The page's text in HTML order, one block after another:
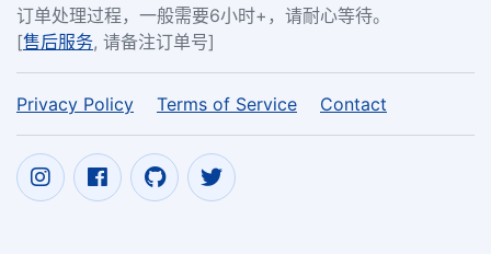
订单处理过程，一般需要6小时+，请耐心等待。
[售后服务, 请备注订单号]
Privacy Policy Terms of Service Contact